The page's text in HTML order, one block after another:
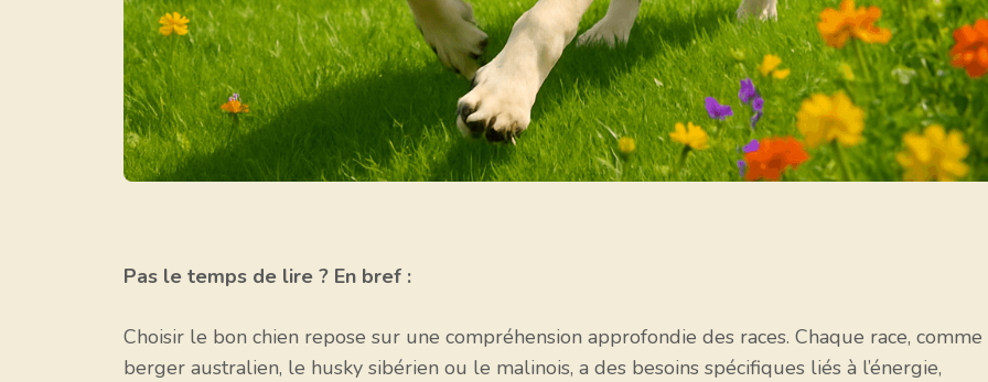
Pas le temps de lire ? En bref :
Choisir le bon chien repose sur une compréhension approfondie des races. Chaque race,
berger australien, le husky sibérien ou le malinois, a des besoins spécifiques liés à l’énergie,